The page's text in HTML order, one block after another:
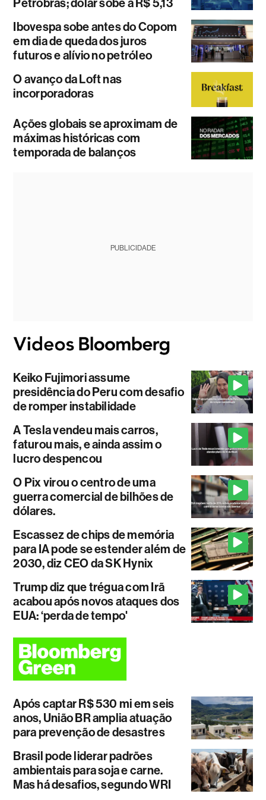
Petrobras; dólar sobe a R$ 5,13
Ibovespa sobe antes do Copom
em dia de queda dos juros
futuros e alívio no petróleo
O avanço da Loft nas
incorporadoras
Ações globais se aproximam de
máximas históricas com
temporada de balanços
PUBLICIDADE
Keiko Fujimori assume
presidência do Peru com desafio
de romper instabilidade
A Tesla vendeu mais carros,
faturou mais, e ainda assim o
lucro despencou
O Pix virou o centro de uma
guerra comercial de bilhões de
dólares.
Escassez de chips de memória
para IA pode se estender além de
2030, diz CEO da SK Hynix
Trump diz que trégua com Irã
acabou após novos ataques dos
EUA: ‘perda de tempo'
Após captar R$ 530 mi em seis
anos, União BR amplia atuação
para prevenção de desastres
Brasil pode liderar padrões
ambientais para soja e carne.
Mas há desafios, segundo WRI